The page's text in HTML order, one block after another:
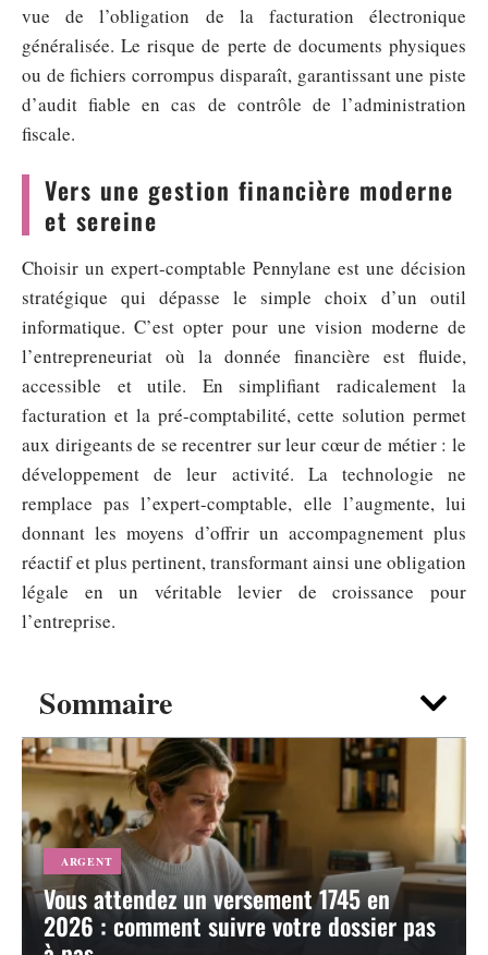
Sommaire
ARGENT
Vous attendez un versement 1745 en
2026 : comment suivre votre dossier pas
vue de l’obligation de la facturation électronique
généralisée. Le risque de perte de documents physiques
ou de fichiers corrompus disparaît, garantissant une piste
d’audit fiable en cas de contrôle de l’administration
fiscale.
Vers une gestion financière moderne
et sereine
Choisir un expert-comptable Pennylane est une décision
stratégique qui dépasse le simple choix d’un outil
informatique. C’est opter pour une vision moderne de
l’entrepreneuriat où la donnée financière est fluide,
accessible et utile. En simplifiant radicalement la
facturation et la pré-comptabilité, cette solution permet
aux dirigeants de se recentrer sur leur cœur de métier : le
développement de leur activité. La technologie ne
remplace pas l’expert-comptable, elle l’augmente, lui
donnant les moyens d’offrir un accompagnement plus
réactif et plus pertinent, transformant ainsi une obligation
légale en un véritable levier de croissance pour
l’entreprise.